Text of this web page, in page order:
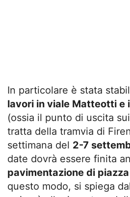
In particolare è stata
lavori in viale Matteotti e
(ossia il punto di uscita
tratta della tramvia di
settimana del 2-7
date dovrà essere finita
pavimentazione di
questo modo, si spiega